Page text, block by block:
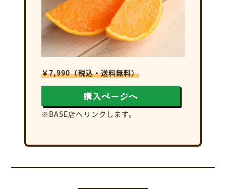
￥7,990（税込・送料無料）
購入ページへ
※BASE店へリンクします。